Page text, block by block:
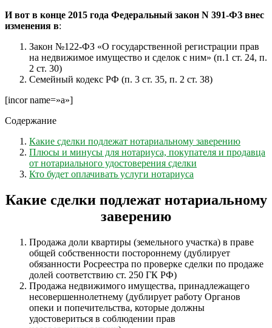
И вот в конце 2015 года Федеральный закон N 391-ФЗ внес
изменения в:
Закон №122-ФЗ «О государственной регистрации прав
на недвижимое имущество и сделок с ним» (п.1 ст. 24, п.
2 ст. 30)
Семейный кодекс РФ (п. 3 ст. 35, п. 2 ст. 38)
[incor name=»a»]
Содержание
Какие сделки подлежат нотариальному заверению
Плюсы и минусы для нотариуса, покупателя и продавца
от нотариального удостоверения сделки
Кто будет оплачивать услуги нотариуса
Какие сделки подлежат нотариальному
заверению
Продажа доли квартиры (земельного участка) в праве
общей собственности постороннему (дублирует
обязанности Росреестра по проверке сделки по продаже
долей соответствию ст. 250 ГК РФ)
Продажа недвижимого имущества, принадлежащего
несовершеннолетнему (дублирует работу Органов
опеки и попечительства, которые должны
удостовериться в соблюдении прав